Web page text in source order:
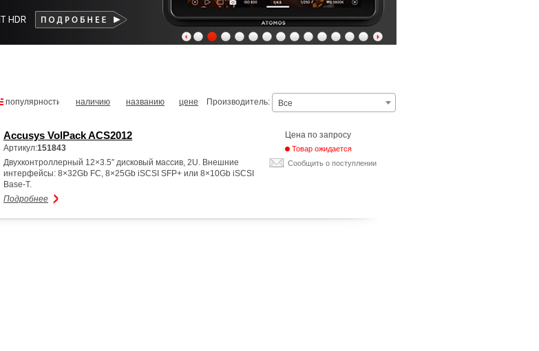
1 2 3 4 5 6 7 8 9 10111213
популярности наличию названию цене Производитель: Все
Accusys VolPack ACS2012
Артикул:151843
Двухконтроллерный 12×3.5″ дисковый массив, 2U. Внешние
интерфейсы: 8×32Gb FC, 8×25Gb iSCSI SFP+ или 8×10Gb iSCSI
Base-T.
Подробнее
Цена по запросу
Товар ожидается
Сообщить о поступлении